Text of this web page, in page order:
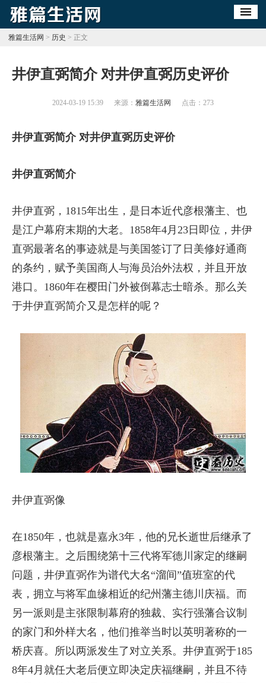
雅篇生活网 > 历史 > 正文
​井伊直弼简介 对井伊直弼历史评价
2024-03-19 15:39 来源： 雅篇生活网 点击： 273
井伊直弼简介 对井伊直弼历史评价
井伊直弼简介
井伊直弼，1815年出生，是日本近代彦根藩主、也
是江户幕府末期的大老。1858年4月23日即位，井伊
直弼最著名的事迹就是与美国签订了日美修好通商
的条约，赋予美国商人与海员治外法权，并且开放
港口。1860年在樱田门外被倒幕志士暗杀。那么关
于井伊直弼简介又是怎样的呢？
井伊直弼像
在1850年，也就是嘉永3年，他的兄长逝世后继承了
彦根藩主。之后围绕第十三代将军德川家定的继嗣
问题，井伊直弼作为谱代大名“溜间”值班室的代
表，拥立与将军血缘相近的纪州藩主德川庆福。而
另一派则是主张限制幕府的独裁、实行强藩合议制
的家门和外样大名，他们推举当时以英明著称的一
桥庆喜。所以两派发生了对立关系。井伊直弼于185
8年4月就任大老后便立即决定庆福继嗣，并且不待